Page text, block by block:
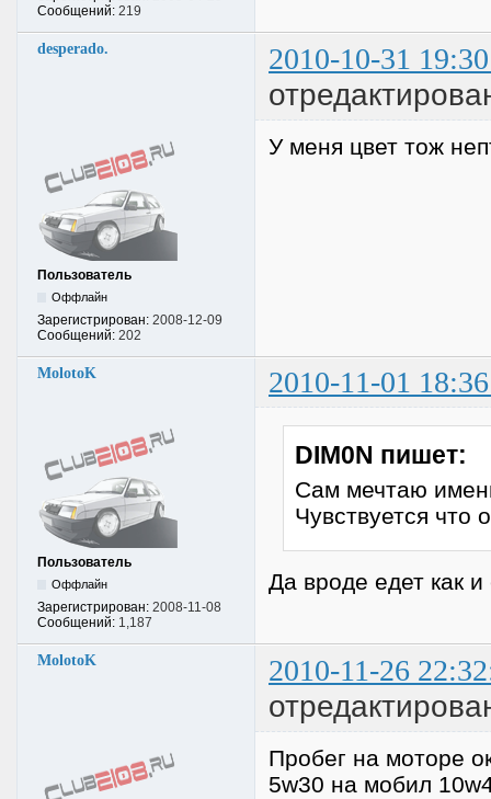
Сообщений: 219
desperado. 2010-10-31
Пользователь
Оффлайн
Зарегистрирован: 2008-12-09
Сообщений: 202
У меня цвет тож
MolotoK 2010-11-01
Пользователь
Оффлайн
Зарегистрирован: 2008-11-08
Сообщений: 1,187
DIM0N пишет:
Сам мечтаю
Чувствуется что
Да вроде едет как и
MolotoK 2010-11-26
Пробег на моторе
5w30 на мобил